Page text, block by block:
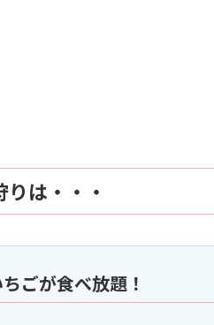
は・・・
ごが食べ放題！